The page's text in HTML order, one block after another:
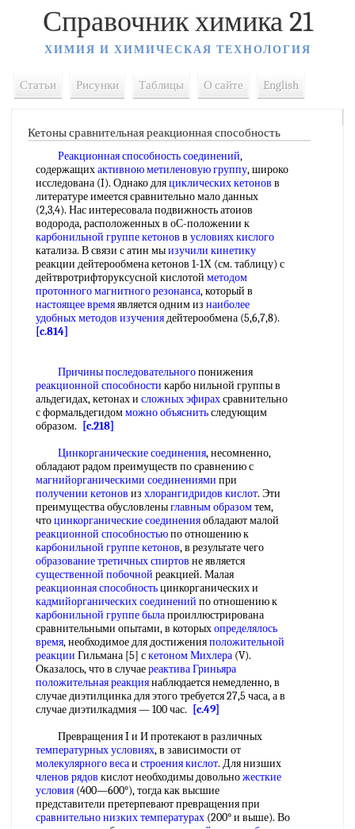
Справочник химика 21
ХИМИЯ И ХИМИЧЕСКАЯ ТЕХНОЛОГИЯ
Статьи Рисунки Таблицы О сайте English
Кетоны сравнительная реакционная способность
Реакционная способность соединений,
содержащихактивною метиленовую группу, широко
исследована (I). Однако дляциклических кетонов в
литературе имеется сравнительно мало данных
(2,3,4). Нас интересовала подвижность атоиов
водорода, расположенных в оС-положении к
карбонильной группе кетонов в условиях кислого
катализа. В связи с атин мыизучили кинетику
реакции дейтерообмена кетонов 1-1Х (см. таблицу) с
дейтвротрифторуксусной кислотой методом
протонного магнитного резонанса, который в
настоящее времяявляется одним из наиболее
удобныхметодов изучениядейтерообмена (5,6,7,8).
[c.814]
Причины последовательногопонижения
реакционной способности карбо нильной группы в
альдегидах, кетонах и сложных эфирахсравнительно
с формальдегидомможно объяснитьследующим
образом.
[c.218]
Цинкорганические соединения, несомненно,
обладают радом преимуществ по сравнению с
магнийорганическими соединениями при
получении кетонов из хлорангидридов кислот. Эти
преимущества обусловленыглавным образомтем,
чтоцинкорганические соединенияобладают малой
реакционной способностьюпо отношению к
карбонильной группе кетонов, в результате чего
образование третичных спиртов не является
существенной побочной реакцией. Малая
реакционная способностьцинкорганических и
кадмийорганических соединений по отношению к
карбонильной группебылапроиллюстрирована
сравнительными опытами, в которыхопределялось
время, необходимое для достиженияположительной
реакции Гильмана [5] скетоном Михлера (V).
Оказалось, что в случаереактива Гриньяра
положительная реакциянаблюдается немедленно, в
случае диэтилцинка для этого требуется 27,5 часа, а в
случае диэтилкадмия — 100 час.
[c.49]
Превращения I и И протекают в различных
температурных условиях, в зависимости от
молекулярного весаи строения кислот. Для низших
членов рядов кислот необходимы довольножесткие
условия (400—600°), тогда как высшие
представители претерпевают превращения при
сравнительно низких температурах (200° и выше). Во